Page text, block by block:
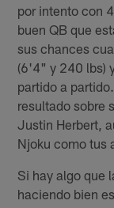
por intento con
buen QB que
sus chances
(6'4" y 240 lbs)
partido a
resultado sobre
Justin Herbert,
Njoku como tus
Si hay algo que
haciendo bien